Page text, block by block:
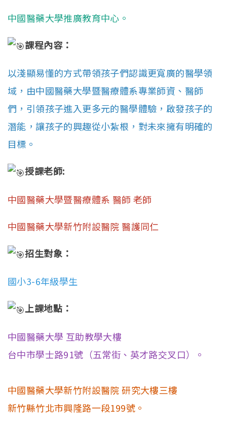
中國醫藥大學推廣教育中心。
課程內容：
以淺顯易懂的方式帶領孩子們認識更寬廣的醫學領
域，由中國醫藥大學暨醫療體系專業師資、醫師
們，引領孩子進入更多元的醫學體驗，啟發孩子的
潛能，讓孩子的興趣從小紮根，對未來擁有明確的
目標。
授課老師:
中國醫藥大學暨醫療體系 醫師 老師
中國醫藥大學新竹附設醫院 醫護同仁
招生對象：
國小3-6年級學生
上課地點：
中國醫藥大學 互助教學大樓
台中市學士路91號（五常街、英才路交叉口）。
中國醫藥大學新竹附設醫院 研究大樓三樓
新竹縣竹北市興隆路一段199號。